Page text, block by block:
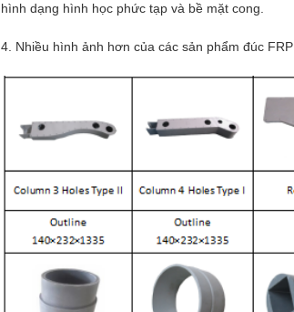
hình dạng hình học phức tạp và bề mặt cong.
4. Nhiều hình ảnh hơn của các sản phẩm đúc